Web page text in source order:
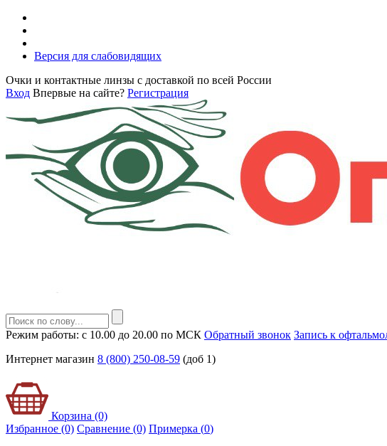
Версия для слабовидящих
Очки и контактные линзы с доставкой по всей России
Вход Впервые на сайте? Регистрация
Режим работы: с 10.00 до 20.00 по МСК Обратный звонок Запись к
Интернет магазин 8 (800) 250-08-59 (доб 1)
Корзина (0)
Избранное (0) Сравнение (0) Примерка (0)